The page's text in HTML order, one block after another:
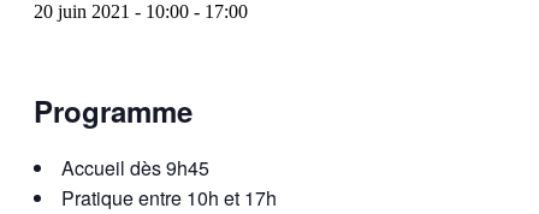
20 juin 2021 - 10:00 - 17:00
Programme
Accueil dès 9h45
Pratique entre 10h et 17h